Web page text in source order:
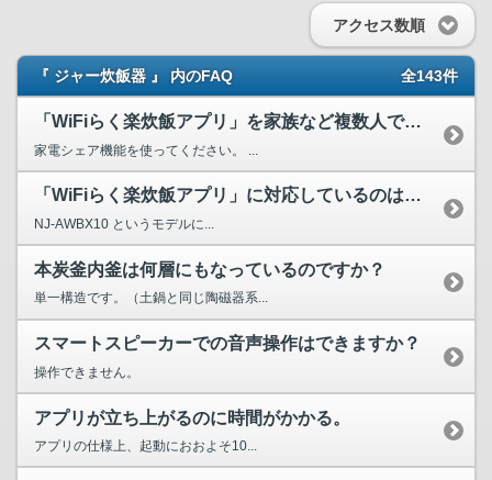
アクセス数順
『 ジャー炊飯器 』 内のFAQ 全143件
「WiFiらく楽炊飯アプリ」を家族など複数人で利用する場合...
家電シェア機能を使ってください。 ...
「WiFiらく楽炊飯アプリ」に対応しているのはどの炊飯器ですか？
NJ-AWBX10 というモデルに...
本炭釜内釜は何層にもなっているのですか？
単一構造です。（土鍋と同じ陶磁器系...
スマートスピーカーでの音声操作はできますか？
操作できません。
アプリが立ち上がるのに時間がかかる。
アプリの仕様上、起動におおよそ10...